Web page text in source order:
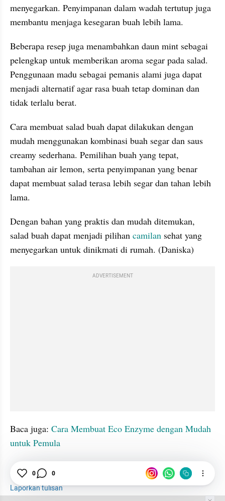
menyegarkan. Penyimpanan dalam wadah tertutup juga
membantu menjaga kesegaran buah lebih lama.
Beberapa resep juga menambahkan daun mint sebagai
pelengkap untuk memberikan aroma segar pada salad.
Penggunaan madu sebagai pemanis alami juga dapat
menjadi alternatif agar rasa buah tetap dominan dan
tidak terlalu berat.
Cara membuat salad buah dapat dilakukan dengan
mudah menggunakan kombinasi buah segar dan saus
creamy sederhana. Pemilihan buah yang tepat,
tambahan air lemon, serta penyimpanan yang benar
dapat membuat salad terasa lebih segar dan tahan lebih
lama.
Dengan bahan yang praktis dan mudah ditemukan,
salad buah dapat menjadi pilihan camilan sehat yang
menyegarkan untuk dinikmati di rumah. (Daniska)
ADVERTISEMENT
Baca juga: Cara Membuat Eco Enzyme dengan Mudah
untuk Pemula
tatatax2 Cara Membuat
Camilan
Laporkan tulisan
0 0